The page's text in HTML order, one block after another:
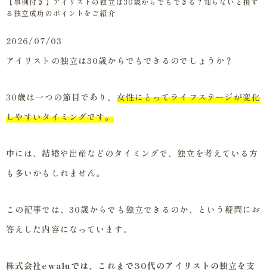
る独立成功のポイントをご紹介
2026/07/03
アイリストの独立は30歳からでもできるのでしょうか？
30歳は一つの節目であり、 女性にとってライフステージが変化
しやすいタイミングです。
中には、結婚や出産などのタイミングで、独立を考えている方
も多いかもしれません。
この記事では、30歳からでも独立できるのか、という疑問にお
答えした内容になっています。
株式会社ewaluでは、これまで30代のアイリストの独立を支